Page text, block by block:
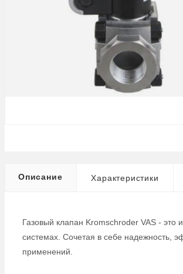
Описание Характеристики
Газовый клапан Kromschroder VAS - это
системах. Сочетая в себе надежность,
применений.